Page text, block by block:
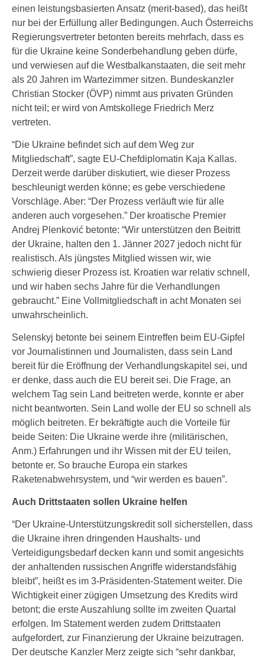
einen leistungsbasierten Ansatz (merit-based), das heißt
nur bei der Erfüllung aller Bedingungen. Auch Österreichs
Regierungsvertreter betonten bereits mehrfach, dass es
für die Ukraine keine Sonderbehandlung geben dürfe,
und verwiesen auf die Westbalkanstaaten, die seit mehr
als 20 Jahren im Wartezimmer sitzen. Bundeskanzler
Christian Stocker (ÖVP) nimmt aus privaten Gründen
nicht teil; er wird von Amtskollege Friedrich Merz
vertreten.
“Die Ukraine befindet sich auf dem Weg zur
Mitgliedschaft”, sagte EU-Chefdiplomatin Kaja Kallas.
Derzeit werde darüber diskutiert, wie dieser Prozess
beschleunigt werden könne; es gebe verschiedene
Vorschläge. Aber: “Der Prozess verläuft wie für alle
anderen auch vorgesehen.” Der kroatische Premier
Andrej Plenković betonte: “Wir unterstützen den Beitritt
der Ukraine, halten den 1. Jänner 2027 jedoch nicht für
realistisch. Als jüngstes Mitglied wissen wir, wie
schwierig dieser Prozess ist. Kroatien war relativ schnell,
und wir haben sechs Jahre für die Verhandlungen
gebraucht.” Eine Vollmitgliedschaft in acht Monaten sei
unwahrscheinlich.
Selenskyj betonte bei seinem Eintreffen beim EU-Gipfel
vor Journalistinnen und Journalisten, dass sein Land
bereit für die Eröffnung der Verhandlungskapitel sei, und
er denke, dass auch die EU bereit sei. Die Frage, an
welchem Tag sein Land beitreten werde, konnte er aber
nicht beantworten. Sein Land wolle der EU so schnell als
möglich beitreten. Er bekräftigte auch die Vorteile für
beide Seiten: Die Ukraine werde ihre (militärischen,
Anm.) Erfahrungen und ihr Wissen mit der EU teilen,
betonte er. So brauche Europa ein starkes
Raketenabwehrsystem, und “wir werden es bauen”.
Auch Drittstaaten sollen Ukraine helfen
“Der Ukraine-Unterstützungskredit soll sicherstellen, dass
die Ukraine ihren dringenden Haushalts- und
Verteidigungsbedarf decken kann und somit angesichts
der anhaltenden russischen Angriffe widerstandsfähig
bleibt”, heißt es im 3-Präsidenten-Statement weiter. Die
Wichtigkeit einer zügigen Umsetzung des Kredits wird
betont; die erste Auszahlung sollte im zweiten Quartal
erfolgen. Im Statement werden zudem Drittstaaten
aufgefordert, zur Finanzierung der Ukraine beizutragen.
Der deutsche Kanzler Merz zeigte sich “sehr dankbar,